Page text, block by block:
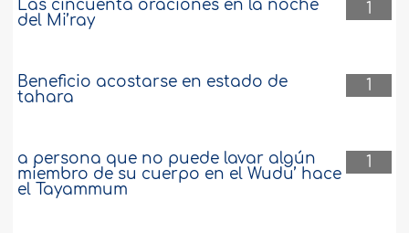
1
Las cincuenta oraciones en la noche
del Mi’ray
1
Beneficio acostarse en estado de
tahara
1
a persona que no puede lavar algún
miembro de su cuerpo en el Wudu’ hace
el Tayammum